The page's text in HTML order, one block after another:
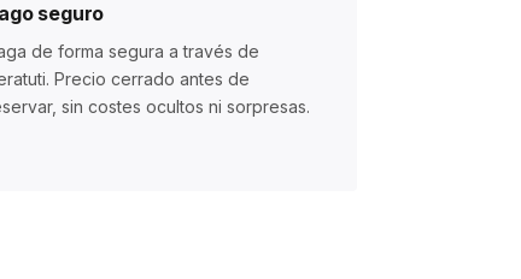
seguro
de forma segura a través de
Precio cerrado antes de
sin costes ocultos ni sorpresas.